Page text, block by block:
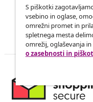
S piškotki
vsebino in oglase,
omrežni promet in
spletnega mesta
omrežij, oglaševanja
o zasebnosti in